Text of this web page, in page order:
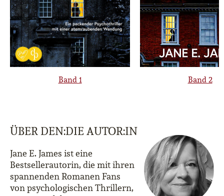
Band 1 Band 2
ÜBER DEN:DIE AUTOR:IN
Jane E. James ist eine
Bestsellerautorin, die mit ihren
spannenden Romanen Fans
von psychologischen Thrillern,